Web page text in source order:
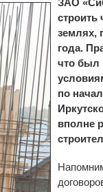
ЗАО
строить
землях,
года.
что был
по
вполне